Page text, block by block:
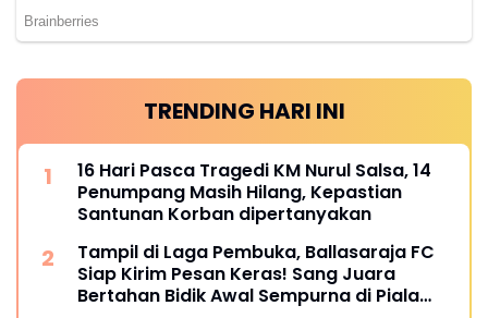
TRENDING HARI INI
16 Hari Pasca Tragedi KM Nurul Salsa, 14
Penumpang Masih Hilang, Kepastian
Santunan Korban dipertanyakan
Tampil di Laga Pembuka, Ballasaraja FC
Siap Kirim Pesan Keras! Sang Juara
Bertahan Bidik Awal Sempurna di Piala